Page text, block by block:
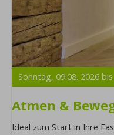
Sonntag,09.08. 2026
Atmen &
Ideal zum Start in Ihre